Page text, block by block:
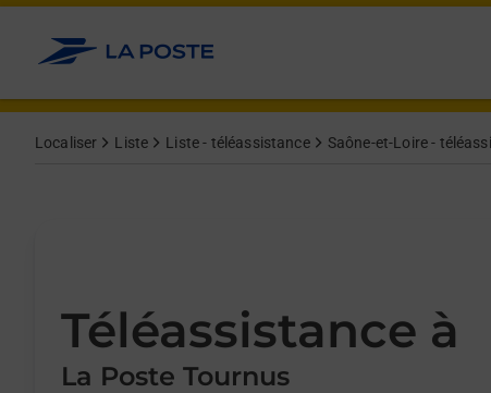
Allez au contenu
Localiser Liste Liste - téléassistance Saône-et-Loire -
Téléassistance à
La Poste Tournus
Afficher ou masquer la réponse
Afficher ou masquer la réponse
Afficher ou masquer la réponse